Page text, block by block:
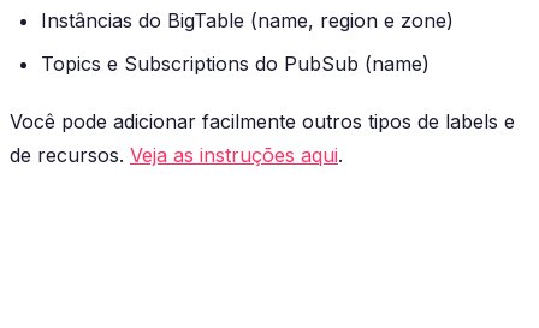
Instâncias do BigTable (name, region e zone)
Topics e Subscriptions do PubSub (name)
Você pode adicionar facilmente outros tipos de labels e
de recursos. Veja as instruções aqui.